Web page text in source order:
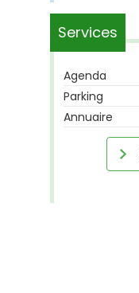
Services
Agenda
Parking
Annuaire